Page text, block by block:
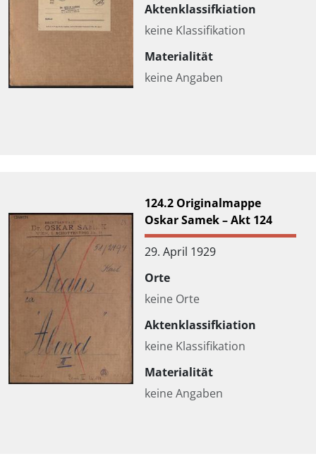
Aktenklassifkiation
keine Klassifikation
Materialität
keine Angaben
124.2 Originalmappe
Oskar Samek – Akt 124
29. April 1929
Orte
keine Orte
Aktenklassifkiation
keine Klassifikation
Materialität
keine Angaben